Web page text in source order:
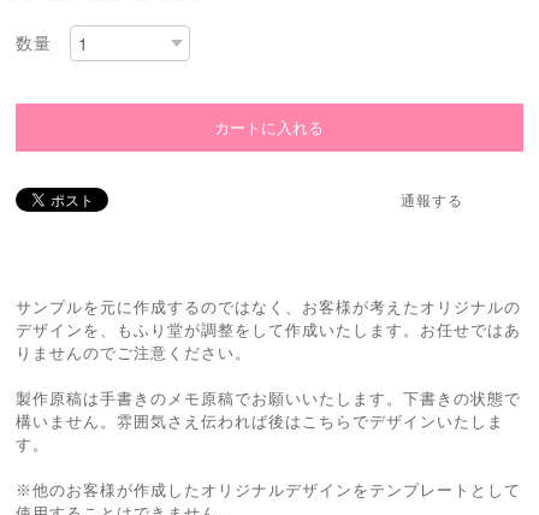
数量
通報する
サンプルを元に作成するのではなく、お客様が考えたオリジナルの
デザインを、もふり堂が調整をして作成いたします。お任せではあ
りませんのでご注意ください。
製作原稿は手書きのメモ原稿でお願いいたします。下書きの状態で
構いません。雰囲気さえ伝われば後はこちらでデザインいたしま
す。
※他のお客様が作成したオリジナルデザインをテンプレートとして